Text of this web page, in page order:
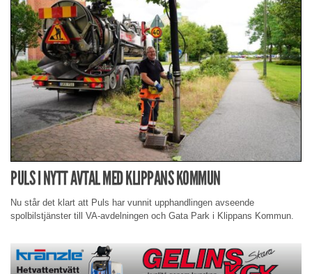
PULS I NYTT AVTAL MED KLIPPANS KOMMUN
Nu står det klart att Puls har vunnit upphandlingen avseende
spolbilstjänster till VA-avdelningen och Gata Park i Klippans Kommun.